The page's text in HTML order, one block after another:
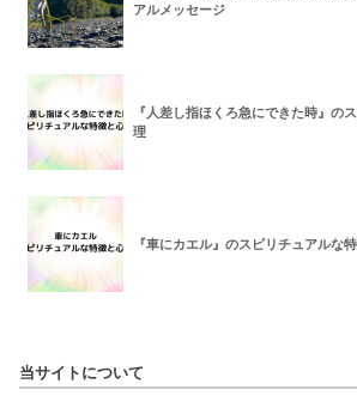
アルメッセージ
『人差し指ほくろ急にできた時』の
理
『車にカエル』のスピリチュアルな
当サイトについて